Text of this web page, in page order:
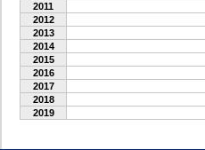
2011
2012
2013
2014
2015
2016
2017
2018
2019